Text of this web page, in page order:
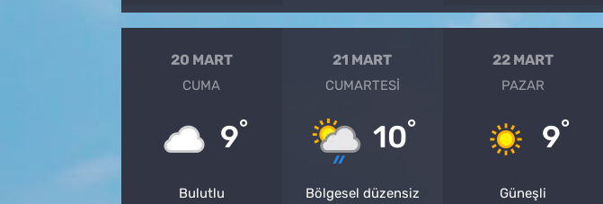
20 MART
CUMA
9°
Bulutlu
21 MART
CUMARTESI
10°
Bölgesel düzensiz
22 MART
PAZAR
9°
Güneşli